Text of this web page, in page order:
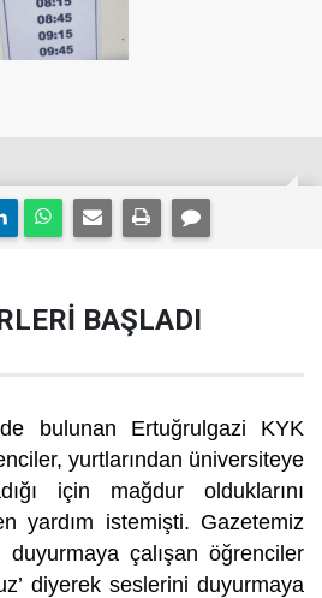
BAŞLADI
bulunan Ertuğrulgazi KYK
yurtlarından üniversiteye
için mağdur olduklarını
yardım istemişti. Gazetemiz
duyurmaya çalışan öğrenciler
diyerek seslerini duyurmaya